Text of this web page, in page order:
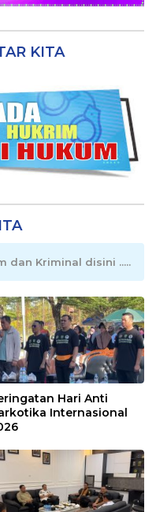
KITA
dan Kriminal disini .....
Hari Anti
Internasional